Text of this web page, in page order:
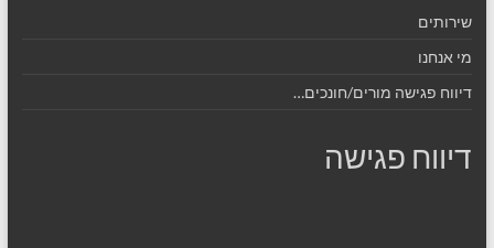
שירותים
מי אנחנו
דיווח פגישה מורים/חונכים…
דיווח פגישה